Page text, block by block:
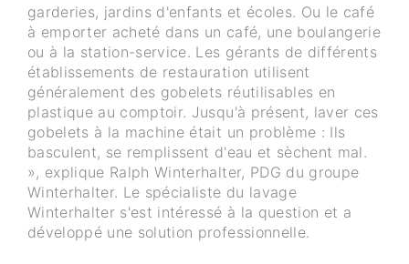
garderies, jardins d'enfants et écoles. Ou le café
à emporter acheté dans un café, une boulangerie
ou à la station-service. Les gérants de différents
établissements de restauration utilisent
généralement des gobelets réutilisables en
plastique au comptoir. Jusqu'à présent, laver ces
gobelets à la machine était un problème : Ils
basculent, se remplissent d'eau et sèchent mal.
», explique Ralph Winterhalter, PDG du groupe
Winterhalter. Le spécialiste du lavage
Winterhalter s'est intéressé à la question et a
développé une solution professionnelle.